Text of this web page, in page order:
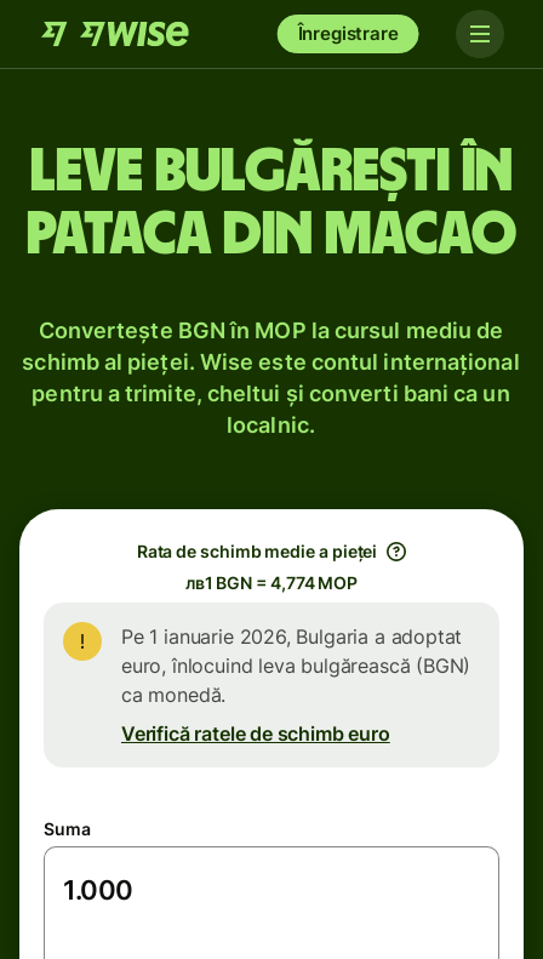
Înregistrare
Leve bulgărești în
pataca din Macao
Convertește BGN în MOP la cursul mediu de
schimb al pieței. Wise este contul internațional
pentru a trimite, cheltui și converti bani ca un
localnic.
Rata de schimb medie a pieței
лв1 BGN = 4,774 MOP
Pe 1 ianuarie 2026, Bulgaria a adoptat
euro, înlocuind leva bulgărească (BGN)
ca monedă.
Verifică ratele de schimb euro
Suma